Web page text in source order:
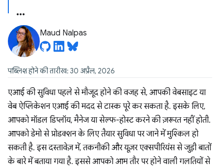
Maud Nalpas
पब्लिश होने की तारीख: 30 अप्रैल, 2026
एआई की सुविधा पहले से मौजूद होने की वजह से, आपकी वेबसाइट या
वेब ऐप्लिकेशन एआई की मदद से टास्क पूरे कर सकता है. इसके लिए,
आपको मॉडल डिप्लॉय, मैनेज या सेल्फ-होस्ट करने की ज़रूरत नहीं होती.
आपको डेमो से प्रोडक्शन के लिए तैयार सुविधा पर जाने में मुश्किल हो
सकती है. इस दस्तावेज़ में, तकनीकी और यूज़र एक्सपीरियंस से जुड़ी बातों
के बारे में बताया गया है. इससे आपको आम तौर पर होने वाली गलतियों से